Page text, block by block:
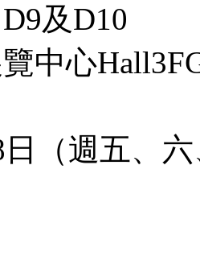
及D10
中心
日（週五、